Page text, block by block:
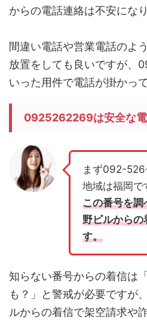
からの電話連絡は不安になり
間違い電話や営業電話のよ
放置をしても良いですが、
いった用件で電話が掛かっ
0925262269は安全な電
まず092-
地域は福岡で
この番号を調
野ビルからの
す。
知らない番号からの着信は
も？」と警戒が必要ですが
ルからの着信で架空請求や